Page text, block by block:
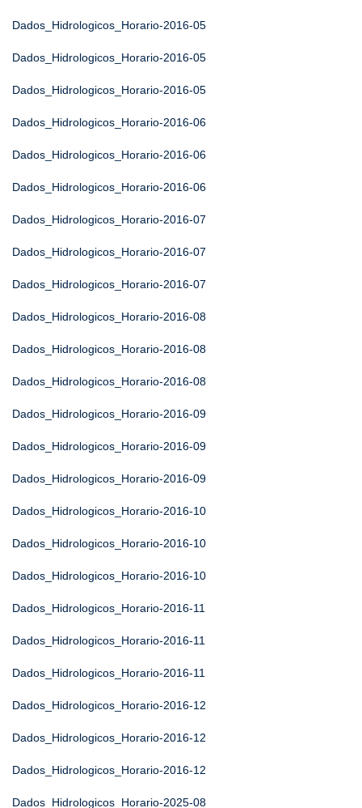
Dados_Hidrologicos_Horario-2016-05
Dados_Hidrologicos_Horario-2016-05
Dados_Hidrologicos_Horario-2016-05
Dados_Hidrologicos_Horario-2016-06
Dados_Hidrologicos_Horario-2016-06
Dados_Hidrologicos_Horario-2016-06
Dados_Hidrologicos_Horario-2016-07
Dados_Hidrologicos_Horario-2016-07
Dados_Hidrologicos_Horario-2016-07
Dados_Hidrologicos_Horario-2016-08
Dados_Hidrologicos_Horario-2016-08
Dados_Hidrologicos_Horario-2016-08
Dados_Hidrologicos_Horario-2016-09
Dados_Hidrologicos_Horario-2016-09
Dados_Hidrologicos_Horario-2016-09
Dados_Hidrologicos_Horario-2016-10
Dados_Hidrologicos_Horario-2016-10
Dados_Hidrologicos_Horario-2016-10
Dados_Hidrologicos_Horario-2016-11
Dados_Hidrologicos_Horario-2016-11
Dados_Hidrologicos_Horario-2016-11
Dados_Hidrologicos_Horario-2016-12
Dados_Hidrologicos_Horario-2016-12
Dados_Hidrologicos_Horario-2016-12
Dados_Hidrologicos_Horario-2025-08